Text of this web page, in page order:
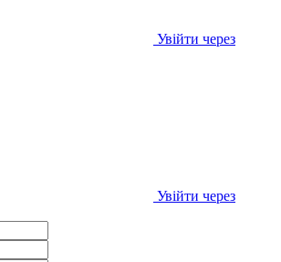
Увійти через
Увійти через